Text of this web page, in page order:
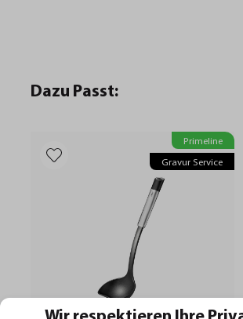
Dazu Passt:
Primeline
Gravur Service